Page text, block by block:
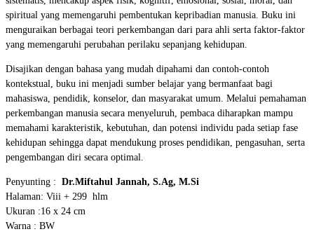
spiritual yang memengaruhi pembentukan kepribadian manusia. Buku ini
menguraikan berbagai teori perkembangan dari para ahli serta faktor-faktor
yang memengaruhi perubahan perilaku sepanjang kehidupan.
Disajikan dengan bahasa yang mudah dipahami dan contoh-contoh
kontekstual, buku ini menjadi sumber belajar yang bermanfaat bagi
mahasiswa, pendidik, konselor, dan masyarakat umum. Melalui pemahaman
perkembangan manusia secara menyeluruh, pembaca diharapkan mampu
memahami karakteristik, kebutuhan, dan potensi individu pada setiap fase
kehidupan sehingga dapat mendukung proses pendidikan, pengasuhan, serta
pengembangan diri secara optimal.
Penyunting : Dr.Miftahul Jannah, S.Ag, M.Si
Halaman: Viii + 299 hlm
Ukuran :16 x 24 cm
Warna : BW